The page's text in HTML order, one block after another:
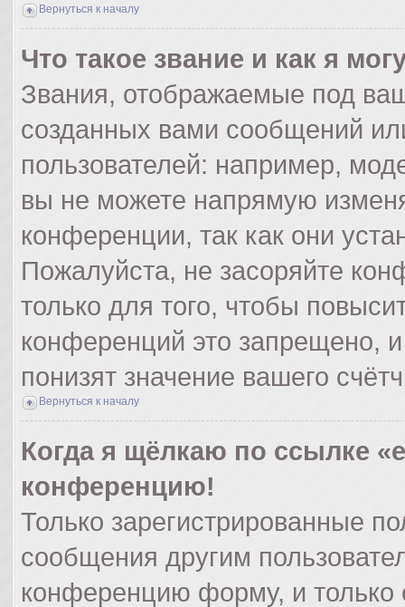
Вернуться к началу
Что такое звание и как я
Звания, отображаемые под
созданных вами сообщений
пользователей: например,
вы не можете напрямую
конференции, так как они
Пожалуйста, не засоряйте
только для того, чтобы
конференций это запрещено,
понизят значение вашего
Вернуться к началу
Когда я щёлкаю по ссылке
конференцию!
Только зарегистрированные
сообщения другим
конференцию форму, и только